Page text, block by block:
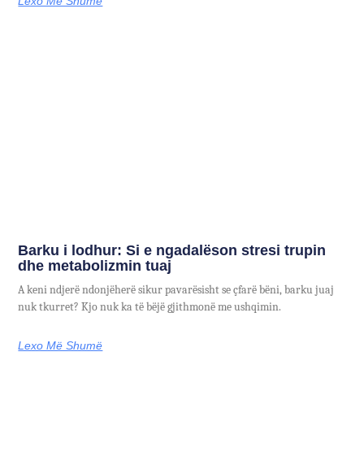
Barku i lodhur: Si e ngadalëson stresi trupin
dhe metabolizmin tuaj
A keni ndjerë ndonjëherë sikur pavarësisht se çfarë bëni, barku juaj
nuk tkurret? Kjo nuk ka të bëjë gjithmonë me ushqimin.
Lexo Më Shumë